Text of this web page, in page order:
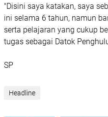
"Disini saya katakan, saya
ini selama 6 tahun, namun
serta pelajaran yang cukup
tugas sebagai Datok
SP
Headline